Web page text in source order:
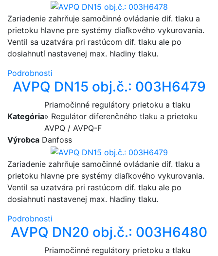
Zariadenie zahrňuje samočinné ovládanie dif. tlaku a
prietoku hlavne pre systémy diaľkového vykurovania.
Ventil sa uzatvára pri rastúcom dif. tlaku ale po
dosiahnutí nastavenej max. hladiny tlaku.
Podrobnosti
AVPQ DN15 obj.č.: 003H6479
Kategória
Priamočinné regulátory prietoku a tlaku
» Regulátor diferenčného tlaku a prietoku
AVPQ / AVPQ-F
Výrobca Danfoss
Zariadenie zahrňuje samočinné ovládanie dif. tlaku a
prietoku hlavne pre systémy diaľkového vykurovania.
Ventil sa uzatvára pri rastúcom dif. tlaku ale po
dosiahnutí nastavenej max. hladiny tlaku.
Podrobnosti
AVPQ DN20 obj.č.: 003H6480
Priamočinné regulátory prietoku a tlaku